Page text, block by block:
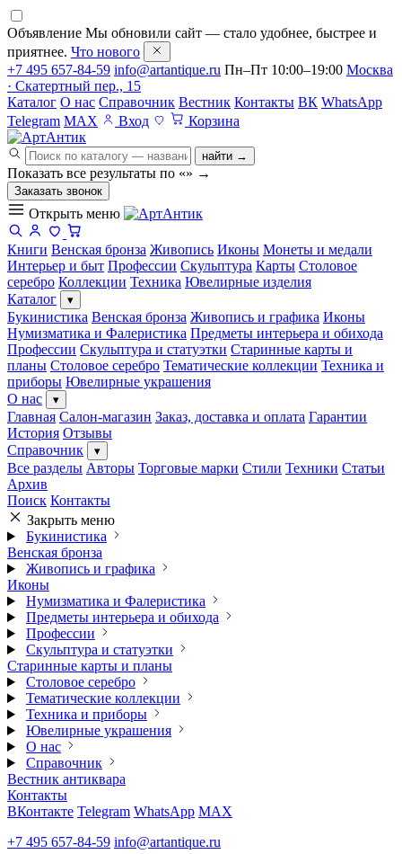
Объявление Мы обновили сайт — стало удобнее, быстрее и
приятнее. Что нового
+7 495 657-84-59 info@artantique.ru Пн–Пт 10:00–19:00 Москва
· Скатертный пер., 15
Каталог О нас Справочник Вестник Контакты ВК WhatsApp
Telegram MAX Вход Корзина
найти →
Показать все результаты по «» →
Заказать звонок
Открыть меню
Книги Венская бронза Живопись Иконы Монеты и медали
Интерьер и быт Профессии Скульптура Карты Столовое
серебро Коллекции Техника Ювелирные изделия
Каталог
▾
Букинистика Венская бронза Живопись и графика Иконы
Нумизматика и Фалеристика Предметы интерьера и обихода
Профессии Скульптура и статуэтки Старинные карты и
планы Столовое серебро Тематические коллекции Техника и
приборы Ювелирные украшения
О нас
▾
Главная Салон-магазин Заказ, доставка и оплата Гарантии
История Отзывы
Справочник
▾
Все разделы Авторы Торговые марки Стили Техники Статьи
Архив
Поиск Контакты
Закрыть меню
Букинистика
Венская бронза
Живопись и графика
Иконы
Нумизматика и Фалеристика
Предметы интерьера и обихода
Профессии
Скульптура и статуэтки
Старинные карты и планы
Столовое серебро
Тематические коллекции
Техника и приборы
Ювелирные украшения
О нас
Справочник
Вестник антиквара
Контакты
ВКонтакте Telegram WhatsApp MAX
+7 495 657-84-59 info@artantique.ru